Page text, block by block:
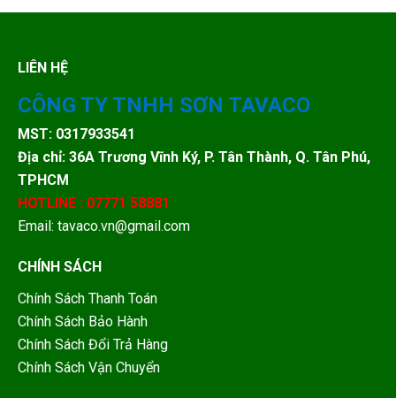
LIÊN HỆ
CÔNG TY TNHH SƠN TAVACO
MST: 0317933541
Địa chỉ: 36A Trương Vĩnh Ký, P. Tân Thành, Q. Tân Phú,
TPHCM
HOTLINE : 07771 58881
Email: tavaco.vn@gmail.com
CHÍNH SÁCH
Chính Sách Thanh Toán
Chính Sách Bảo Hành
Chính Sách Đổi Trả Hàng
Chính Sách Vận Chuyển